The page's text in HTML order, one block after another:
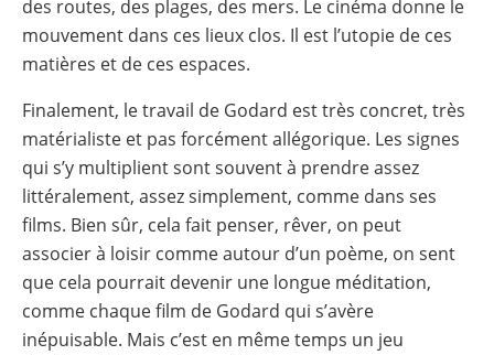
des routes, des plages, des mers. Le cinéma donne le
mouvement dans ces lieux clos. Il est l’utopie de ces
matières et de ces espaces.
Finalement, le travail de Godard est très concret, très
matérialiste et pas forcément allégorique. Les signes
qui s’y multiplient sont souvent à prendre assez
littéralement, assez simplement, comme dans ses
films. Bien sûr, cela fait penser, rêver, on peut
associer à loisir comme autour d’un poème, on sent
que cela pourrait devenir une longue méditation,
comme chaque film de Godard qui s’avère
inépuisable. Mais c’est en même temps un jeu